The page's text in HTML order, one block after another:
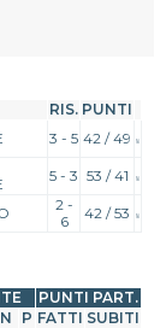
RIS. PUNTI
3 - 5 42 / 49
5 - 3 53 / 41
2 -
6
42 / 53
PUNTI PART.
N P FATTI SUBITI